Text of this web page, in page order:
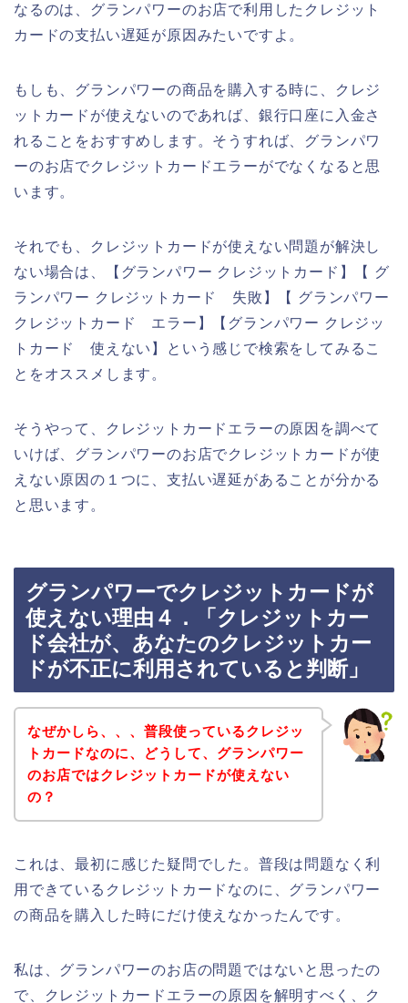
なるのは、グランパワーのお店で利用したクレジット
カードの支払い遅延が原因みたいですよ。
もしも、グランパワーの商品を購入する時に、クレジ
ットカードが使えないのであれば、銀行口座に入金さ
れることをおすすめします。そうすれば、グランパワ
ーのお店でクレジットカードエラーがでなくなると思
います。
それでも、クレジットカードが使えない問題が解決し
ない場合は、【グランパワー クレジットカード】【 グ
ランパワー クレジットカード 失敗】【 グランパワー
クレジットカード エラー】【グランパワー クレジッ
トカード 使えない】という感じで検索をしてみるこ
とをオススメします。
そうやって、クレジットカードエラーの原因を調べて
いけば、グランパワーのお店でクレジットカードが使
えない原因の１つに、支払い遅延があることが分かる
と思います。
グランパワーでクレジットカードが
使えない理由４．「クレジットカー
ド会社が、あなたのクレジットカー
ドが不正に利用されていると判断」
なぜかしら、、、普段使っているクレジッ
トカードなのに、どうして、グランパワー
のお店ではクレジットカードが使えない
の？
これは、最初に感じた疑問でした。普段は問題なく利
用できているクレジットカードなのに、グランパワー
の商品を購入した時にだけ使えなかったんです。
私は、グランパワーのお店の問題ではないと思ったの
で、クレジットカードエラーの原因を解明すべく、ク